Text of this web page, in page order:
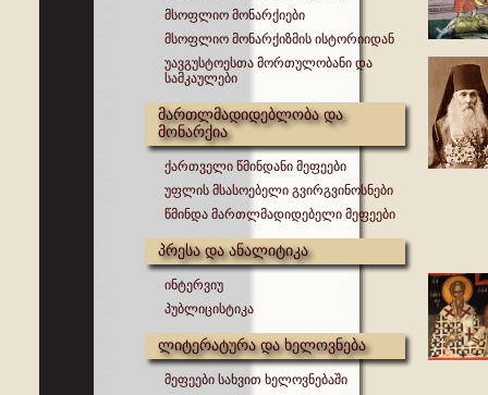
მსოფლიო მონარქიები
მსოფლიო მონარქიზმის ისტორიიდან
უავგუსტოესთა მორთულობანი და
სამკაულები
მართლმადიდებლობა და
მონარქია
ქართველი წმინდანი მეფეები
უფლის მსასოებელი გვირგვინოსნები
წმინდა მართლმადიდებელი მეფეები
პრესა და ანალიტიკა
ინტერვიუ
პუბლიცისტიკა
ლიტერატურა და ხელოვნება
მეფეები სახვით ხელოვნებაში